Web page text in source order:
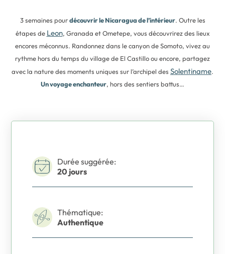
3 semaines pourdécouvrir le Nicaragua de l’intérieur. Outre les
étapes de Leon, Granada et Ometepe, vous découvrirez des lieux
encores méconnus. Randonnez dans le canyon de Somoto, vivez au
rythme hors du temps du village de El Castillo ou encore, partagez
avec la nature des moments uniques sur l’archipel des Solentiname.
Un voyage enchanteur, hors des sentiers battus…
Durée suggérée:
20 jours
Thématique:
Authentique